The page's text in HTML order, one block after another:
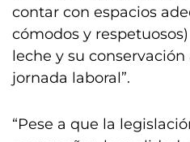
contar con espacios
cómodos y
leche y su
jornada laboral”.
“Pese a que la